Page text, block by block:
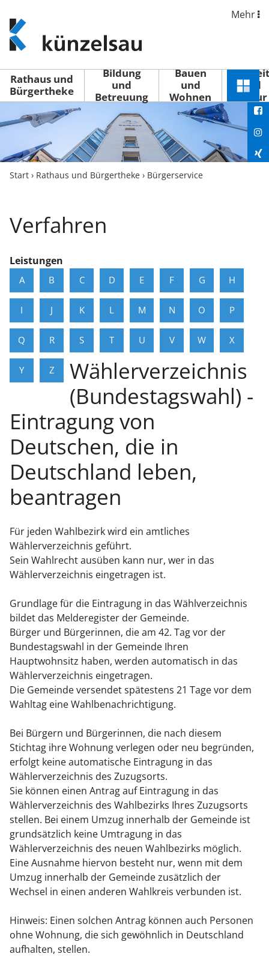
www.kuenzelsau.de
(zur
Startseite)
Mehr
Rathaus und
Bürgertheke
Bildung
und
Betreuung
Bauen
und
Wohnen
Freizeit
und
Kultur
Menü
Start › Rathaus und Bürgertheke › Bürgerservice
Verfahren
Leistungen
A B C D E F G H
I J K L M N O P
Q R S T U V W X
Y Z
Wählerverzeichnis
(Bundestagswahl) -
Eintragung von
Deutschen, die in
Deutschland leben,
beantragen
Für jeden Wahlbezirk wird ein amtliches
Wählerverzeichnis geführt.
Sein Wahlrecht ausüben kann nur, wer in das
Wählerverzeichnis eingetragen ist.
Grundlage für die Eintragung in das Wählverzeichnis
bildet das Melderegister der Gemeinde.
Bürger und Bürgerinnen, die am 42. Tag vor der
Bundestagswahl in der Gemeinde Ihren
Hauptwohnsitz haben, werden automatisch in das
Wählerverzeichnis eingetragen.
Die Gemeinde versendet spätestens 21 Tage vor dem
Wahltag eine Wahlbenachrichtigung.
Bei Bürgern und Bürgerinnen, die nach diesem
Stichtag ihre Wohnung verlegen oder neu begründen,
erfolgt keine automatische Eintragung in das
Wählerverzeichnis des Zuzugsorts.
Sie können einen Antrag auf Eintragung in das
Wählerverzeichnis des Wahlbezirks Ihres Zuzugsorts
stellen. Bei einem Umzug innerhalb der Gemeinde ist
grundsätzlich keine Umtragung in das
Wählerverzeichnis des neuen Wahlbezirks möglich.
Eine Ausnahme hiervon besteht nur, wenn mit dem
Umzug innerhalb der Gemeinde zusätzlich der
Wechsel in einen anderen Wahlkreis verbunden ist.
Hinweis: Einen solchen Antrag können auch Personen
ohne Wohnung, die sich gewöhnlich in Deutschland
aufhalten, stellen.